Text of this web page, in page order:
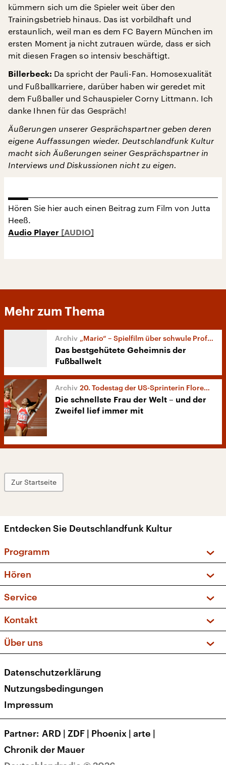
kümmern sich um die Spieler weit über den
Trainingsbetrieb hinaus. Das ist vorbildhaft und
erstaunlich, weil man es dem FC Bayern München im
ersten Moment ja nicht zutrauen würde, dass er sich
mit diesen Fragen so intensiv beschäftigt.
Billerbeck: Da spricht der Pauli-Fan. Homosexualität
und Fußballkarriere, darüber haben wir geredet mit
dem Fußballer und Schauspieler Corny Littmann. Ich
danke Ihnen für das Gespräch!
Äußerungen unserer Gesprächspartner geben deren
eigene Auffassungen wieder. Deutschlandfunk Kultur
macht sich Äußerungen seiner Gesprächspartner in
Interviews und Diskussionen nicht zu eigen.
Hören Sie hier auch einen Beitrag zum Film von Jutta
Heeß.
Audio Player
Mehr zum Thema
„Mario“ – Spielfilm über schwule Profi-Fußballer
Das bestgehütete Geheimnis der
Fußballwelt
20. Todestag der US-Sprinterin Florence Griffith-Joyner
Die schnellste Frau der Welt – und der
Zweifel lief immer mit
Zur Startseite
Entdecken Sie Deutschlandfunk Kultur
Programm
Sendungen und Podcasts
Musikliste
Kakadu – Das Kinderprogramm
Hören
Frequenzen (UKW + DAB+)
Service
FAQ
Apps
Newsletter
Veranstaltungen
Kontakt
Social Media
Über uns
Presse
Karriere
Transparenz
Datenschutzerklärung
Nutzungsbedingungen
Impressum
Partner ARD | ZDF | Phoenix | arte |
Chronik der Mauer